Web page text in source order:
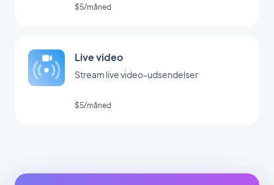
$5/måned
Live video
Stream live video-udsendelser
$5/måned